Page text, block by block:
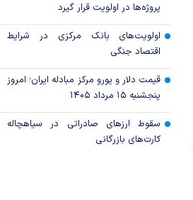
پروژه‌ها در اولویت قرار گیرد
اولویت‌های بانک مرکزی در شرایط
اقتصاد جنگی
قیمت دلار و یورو مرکز مبادله ایران؛ امروز
پنجشنبه ۱۵ مرداد ۱۴۰۵
سقوط ارزهای صادراتی در سیاهچاله
کارت‌های بازرگانی